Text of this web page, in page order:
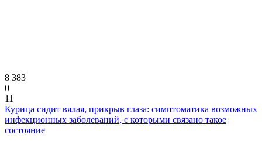
8 383
0
11
Курица сидит вялая, прикрыв глаза: симптоматика возможных
инфекционных заболеваний, с которыми связано такое
состояние